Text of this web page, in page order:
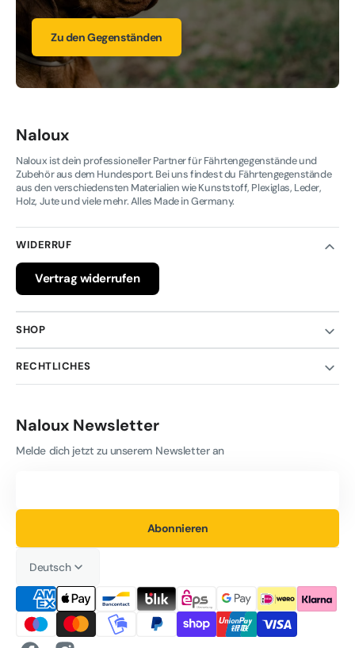
Zu den Gegenständen
Naloux
Naloux ist dein professioneller Partner für Fährtengegenstände und
Zubehör aus dem Hundesport. Bei uns findest du Fährtengegenstände
aus den verschiedensten Materialien wie Kunststoff, Plexiglas, Leder,
Holz, Jute und viele mehr. Alles Made in Germany.
WIDERRUF
Vertrag widerrufen
SHOP
RECHTLICHES
Naloux Newsletter
Melde dich jetzt zu unserem Newsletter an
Mail-
Abonnieren
Deutsch